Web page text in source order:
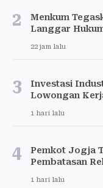
2
Menkum
Langgar
22 jam lalu
3
Investasi
Lowongan
1 hari lalu
4
Pemkot Jogja
Pembatasan
1 hari lalu